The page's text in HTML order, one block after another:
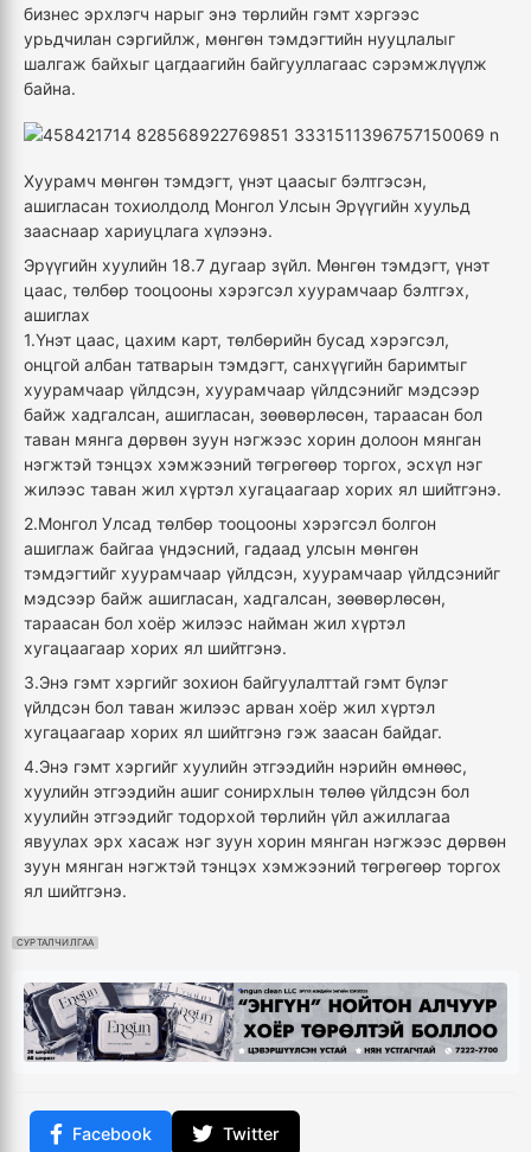
бизнес эрхлэгч нарыг энэ төрлийн гэмт хэргээс
урьдчилан сэргийлж, мөнгөн тэмдэгтийн нууцлалыг
шалгаж байхыг цагдаагийн байгууллагаас сэрэмжлүүлж
байна.
Хуурамч мөнгөн тэмдэгт, үнэт цаасыг бэлтгэсэн,
ашигласан тохиолдолд Монгол Улсын Эрүүгийн хуульд
зааснаар хариуцлага хүлээнэ.
Эрүүгийн хуулийн 18.7 дугаар зүйл. Мөнгөн тэмдэгт, үнэт
цаас, төлбөр тооцооны хэрэгсэл хуурамчаар бэлтгэх,
ашиглах
1.Үнэт цаас, цахим карт, төлбөрийн бусад хэрэгсэл,
онцгой албан татварын тэмдэгт, санхүүгийн баримтыг
хуурамчаар үйлдсэн, хуурамчаар үйлдсэнийг мэдсээр
байж хадгалсан, ашигласан, зөөвөрлөсөн, тараасан бол
таван мянга дөрвөн зуун нэгжээс хорин долоон мянган
нэгжтэй тэнцэх хэмжээний төгрөгөөр торгох, эсхүл нэг
жилээс таван жил хүртэл хугацаагаар хорих ял шийтгэнэ.
2.Монгол Улсад төлбөр тооцооны хэрэгсэл болгон
ашиглаж байгаа үндэсний, гадаад улсын мөнгөн
тэмдэгтийг хуурамчаар үйлдсэн, хуурамчаар үйлдсэнийг
мэдсээр байж ашигласан, хадгалсан, зөөвөрлөсөн,
тараасан бол хоёр жилээс найман жил хүртэл
хугацаагаар хорих ял шийтгэнэ.
3.Энэ гэмт хэргийг зохион байгуулалттай гэмт бүлэг
үйлдсэн бол таван жилээс арван хоёр жил хүртэл
хугацаагаар хорих ял шийтгэнэ гэж заасан байдаг.
4.Энэ гэмт хэргийг хуулийн этгээдийн нэрийн өмнөөс,
хуулийн этгээдийн ашиг сонирхлын төлөө үйлдсэн бол
хуулийн этгээдийг тодорхой төрлийн үйл ажиллагаа
явуулах эрх хасаж нэг зуун хорин мянган нэгжээс дөрвөн
зуун мянган нэгжтэй тэнцэх хэмжээний төгрөгөөр торгох
ял шийтгэнэ.
СУРТАЛЧИЛГАА
Facebook Twitter